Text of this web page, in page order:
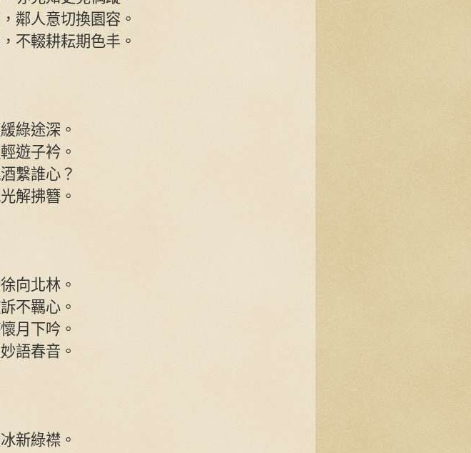
鄰人意切換園容。
不輟耕耘期色丰。
綠途深。
遊子衿。
繫誰心？
解拂簪。
向北林。
不羈心。
月下吟。
語春音。
新綠襟。